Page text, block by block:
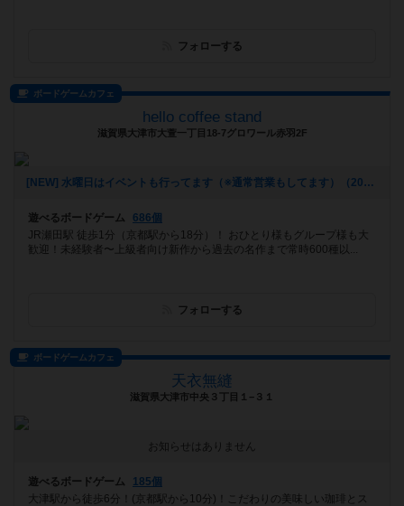
フォローする
ボードゲームカフェ
hello coffee stand
滋賀県大津市大萱一丁目18-7グロワール赤羽2F
[NEW] 水曜日はイベントも行ってます（※通常営業もしてます）（2024年11月22日 16時51分）
遊べるボードゲーム
686個
JR瀬田駅 徒歩1分（京都駅から18分）！ おひとり様もグループ様も大
歓迎！未経験者〜上級者向け新作から過去の名作まで常時600種以...
フォローする
ボードゲームカフェ
天衣無縫
滋賀県大津市中央３丁目１−３１
お知らせはありません
遊べるボードゲーム
185個
大津駅から徒歩6分！(京都駅から10分)！こだわりの美味しい珈琲とス